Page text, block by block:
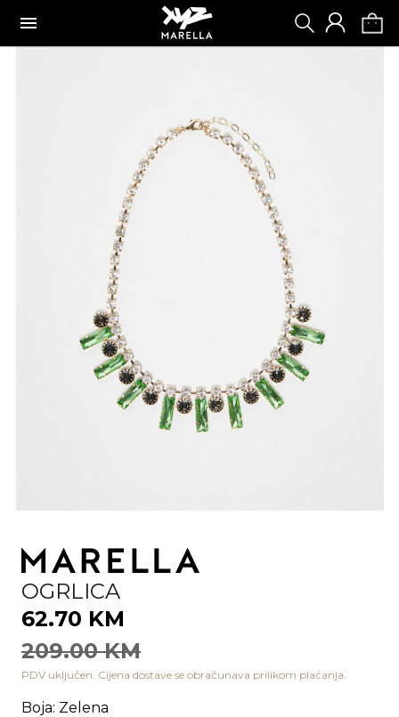
OGRLICA
62.70 KM
209.00 KM
PDV uključen. Cijena dostave se obračunava prilikom plaćanja.
Boja: Zelena